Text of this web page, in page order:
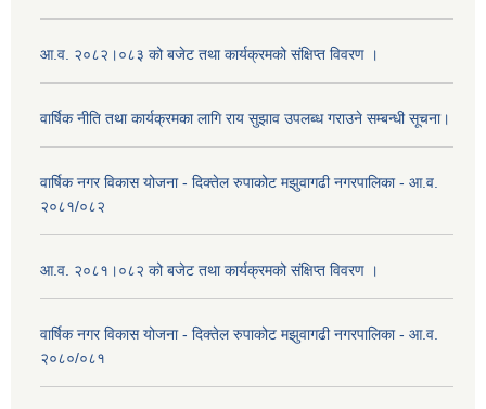
आ.व. २०८२।०८३ को बजेट तथा कार्यक्रमको संक्षिप्त विवरण ।
वार्षिक नीति तथा कार्यक्रमका लागि राय सुझाव उपलब्ध गराउने सम्बन्धी सूचना।
वार्षिक नगर विकास योजना - दिक्तेल रुपाकोट मझुवागढी नगरपालिका - आ.व.
२०८१/०८२
आ.व. २०८१।०८२ को बजेट तथा कार्यक्रमको संक्षिप्त विवरण ।
वार्षिक नगर विकास योजना - दिक्तेल रुपाकोट मझुवागढी नगरपालिका - आ.व.
२०८०/०८१